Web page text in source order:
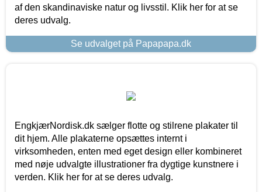
af den skandinaviske natur og livsstil. Klik her for at se
deres udvalg.
Se udvalget på Papapapa.dk
EngkjærNordisk.dk sælger flotte og stilrene plakater til
dit hjem. Alle plakaterne opsættes internt i
virksomheden, enten med eget design eller kombineret
med nøje udvalgte illustrationer fra dygtige kunstnere i
verden. Klik her for at se deres udvalg.